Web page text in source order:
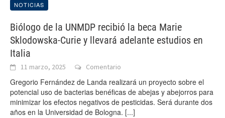
NOTICIAS
Biólogo de la UNMDP recibió la beca Marie
Sklodowska-Curie y llevará adelante estudios en
Italia
11 marzo, 2025 Comentario
Gregorio Fernández de Landa realizará un proyecto sobre el
potencial uso de bacterias benéficas de abejas y abejorros para
minimizar los efectos negativos de pesticidas. Será durante dos
años en la Universidad de Bologna. [...]